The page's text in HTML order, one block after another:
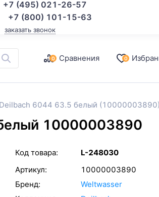
+7 (495) 021-26-57
+7 (800) 101-15-63
заказать звонок
0 Сравнения 0
Deilbach 6044 63.5 белый (10000003890)
10000003890
Код товара:
L-248030
Артикул:
10000003890
Бренд:
Weltwasser